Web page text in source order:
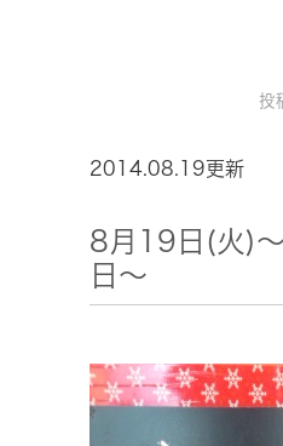
投
2014.08.19更新
8月19日(火)
日～